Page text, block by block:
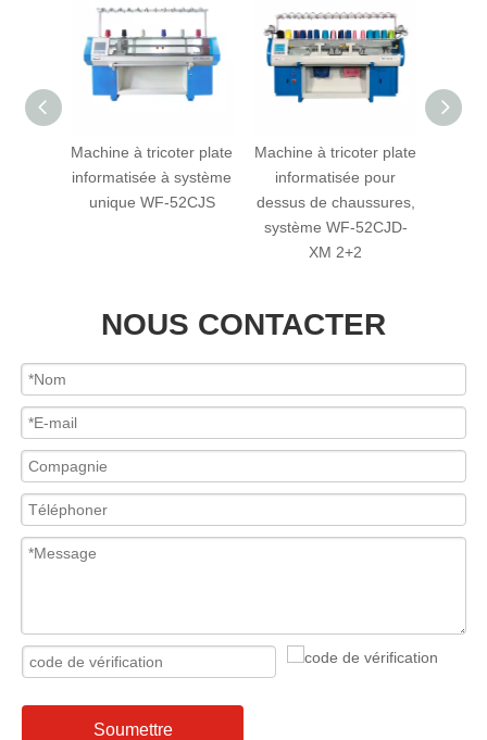
Machine à tricoter plate
informatisée à système
unique WF-52CJS
Machine à tricoter plate
informatisée pour
dessus de chaussures,
système WF-52CJD-
XM 2+2
NOUS CONTACTER
Soumettre